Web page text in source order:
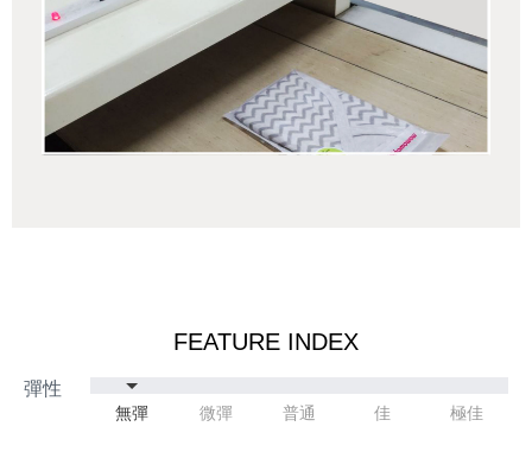
FEATURE INDEX
無彈 微彈 普通 佳 極佳